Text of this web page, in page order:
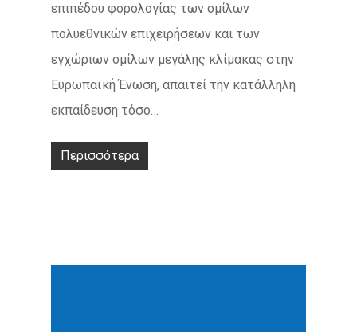
επιπέδου φορολογίας των ομίλων
πολυεθνικών επιχειρήσεων και των
εγχώριων ομίλων μεγάλης κλίμακας στην
Ευρωπαϊκή Ένωση, απαιτεί την κατάλληλη
εκπαίδευση τόσο…
Περισσότερα